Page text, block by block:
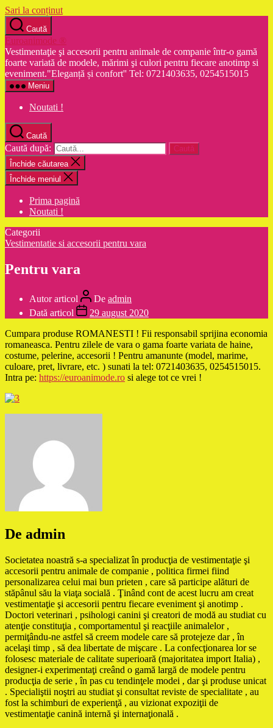
Sari la conținut
Caută
Euroanimode ®
Vestimentaţie şi accesorii pentru animale de companie într-o gamă
foarte variată de modele, mărimi şi culori pentru fiecare anotimp si
eveniment."Eleganță și confort'' Tel: 0721403635, 0254515015
Meniu
Noutati !
Caută
Caută după:
Închide căutarea
Închide meniul
Prima pagină
Noutati !
Categorii
Vestimentatie si accesorii pentru vara
Pentru vara
Autor articol De admin
Dată articol
29 august 2020
Cumpara produse ROMANESTI ! Fii responsabil sprijina economia
romaneasca. Pentru zilele de vara o gama foarte variata de haine,
costume, pelerine, accesorii ! Pentru amanunte (model, marime,
culoare, pret, livrare, etc. ) sunati la tel: 0721403635, 0254515015.
Intra pe: https://euroanimode.ro si alege tot ce vrei !
De admin
Societatea noastră s-a specializat în producţia de vestimentaţie şi
accesorii pentru animale de companie , politica firmei fiind
personalizarea celui mai bun prieten , care să participe alături de
stăpânul său la viaţa socială . Ţinând cont de acest lucru am creat
vestimentaţie şi accesorii pentru fiecare eveniment şi anotimp .
Doctori veterinari , psihologi canini şi creatori de modă au studiat cu
atenţie constituţia , comportamentul şi reacţiile animalelor ,
permiţându-ne astfel să creem modele care să protejeze dar , în
acelaşi timp , să dea libertate de mişcare . La confecţionarea lor se
folosesc materiale de calitate superioară (majoritatea import Italia) ,
designer-i experimentaţi creând o gamă largă de modele pentru
producţia de serie , în pas cu tendinţele modei , dar şi produse unicat
. Specialiştii noştri au studiat şi consultat reviste de specialitate , au
fost la schimburi de experienţă , au vizionat expoziţii de
vestimentaţie canină internă şi internaţională .